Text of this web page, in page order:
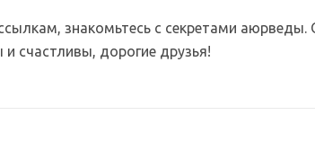
знакомьтесь с секретами аюрведы.
счастливы, дорогие друзья!